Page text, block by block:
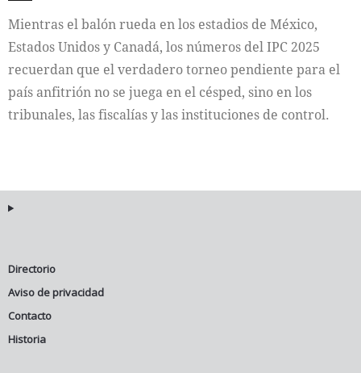
Mientras el balón rueda en los estadios de México,
Estados Unidos y Canadá, los números del IPC 2025
recuerdan que el verdadero torneo pendiente para el
país anfitrión no se juega en el césped, sino en los
tribunales, las fiscalías y las instituciones de control.
Directorio
Aviso de privacidad
Contacto
Historia